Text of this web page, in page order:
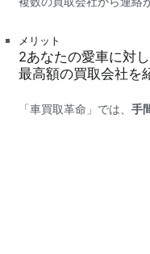
メリット
2あなたの愛車に対
最高額の買取会社を
「車買取革命」では、手